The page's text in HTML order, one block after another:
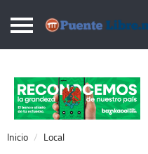
Puentelibre.mx
Local
Nacional
Opinión
Inicio Local